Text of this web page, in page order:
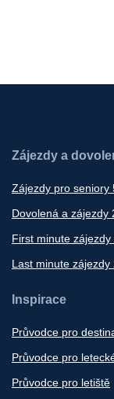
Zájezdy a
Zájezdy pro seniory
Dovolená a zájezdy
First minute zájezdy
Last minute zájezdy
Inspirace
Průvodce pro
Průvodce pro
Průvodce pro letiště